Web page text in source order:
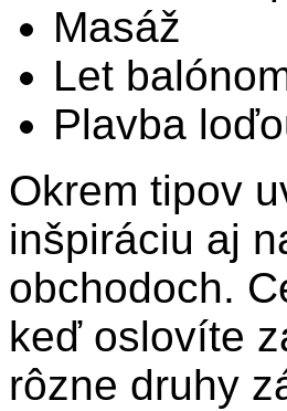
Masáž
Let
Plavba
Okrem tipov
inšpiráciu aj
obchodoch.
keď oslovíte
rôzne druhy